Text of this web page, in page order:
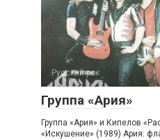
Русский рок
Группа «Ария»
Группа «Ария» и Кипелов
«Искушение» (1989) Ария: